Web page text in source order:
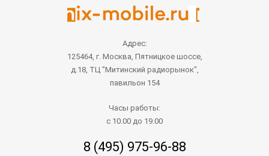
Адрес:
125464, г. Москва, Пятницкое шоссе,
д.18, ТЦ "Митинский радиорынок",
павильон 154
Часы работы:
с 10.00 до 19.00
8 (495) 975-96-88